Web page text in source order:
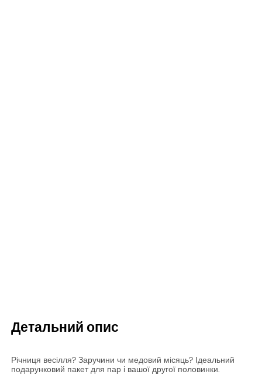
Детальний опис
Річниця весілля? Заручини чи медовий місяць? Ідеальний
подарунковий пакет для пар і вашої другої половинки.